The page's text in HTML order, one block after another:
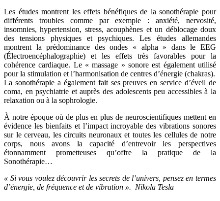
Les études montrent les effets bénéfiques de la sonothérapie pour
différents troubles comme par exemple : anxiété, nervosité,
insomnies, hypertension, stress, acouphènes et un déblocage doux
des tensions physiques et psychiques. Les études allemandes
montrent la prédominance des ondes « alpha » dans le EEG
(Électroencéphalographie) et les effets très favorables pour la
cohérence cardiaque. Le « massage » sonore est également utilisé
pour la stimulation et l’harmonisation de centres d’énergie (chakras).
La sonothérapie a également fait ses preuves en service d’éveil de
coma, en psychiatrie et auprès des adolescents peu accessibles à la
relaxation ou à la sophrologie.
À notre époque où de plus en plus de neuroscientifiques mettent en
évidence les bienfaits et l’impact incroyable des vibrations sonores
sur le cerveau, les circuits neuronaux et toutes les cellules de notre
corps, nous avons la capacité d’entrevoir les perspectives
étonnamment prometteuses qu’offre la pratique de la
Sonothérapie…
« Si vous voulez découvrir les secrets de l’univers, pensez en termes
d’énergie, de fréquence et de vibration ». Nikola Tesla